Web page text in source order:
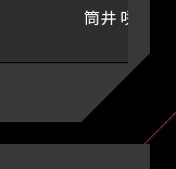
筒井 咲帆